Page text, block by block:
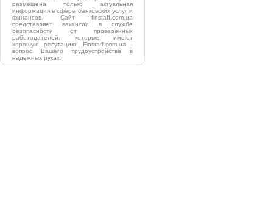
размещена только актуальная
информация в сфере банковских услуг и
финансов. Сайт finstaff.com.ua
представляет вакансии в службе
безопасности от проверенных
работодателей, которые имеют
хорошую репутацию. Finstaff.com.ua -
вопрос Вашего трудоустройства в
надежных руках.